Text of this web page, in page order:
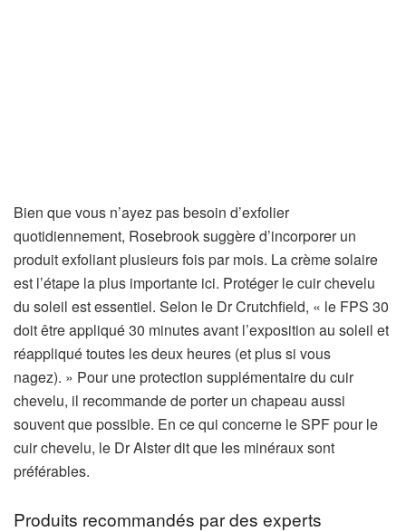
Bien que vous n’ayez pas besoin d’exfolier
quotidiennement, Rosebrook suggère d’incorporer un
produit exfoliant plusieurs fois par mois. La crème solaire
est l’étape la plus importante ici. Protéger le cuir chevelu
du soleil est essentiel. Selon le Dr Crutchfield, « le FPS 30
doit être appliqué 30 minutes avant l’exposition au soleil et
réappliqué toutes les deux heures (et plus si vous
nagez). » Pour une protection supplémentaire du cuir
chevelu, il recommande de porter un chapeau aussi
souvent que possible. En ce qui concerne le SPF pour le
cuir chevelu, le Dr Alster dit que les minéraux sont
préférables.
Produits recommandés par des experts